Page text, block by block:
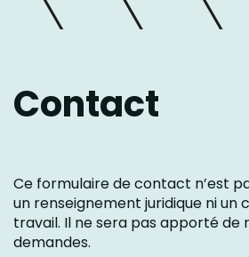
Contact
Ce formulaire de contact n’est
un renseignement juridique ni un
travail. Il ne sera pas apporté de
demandes.